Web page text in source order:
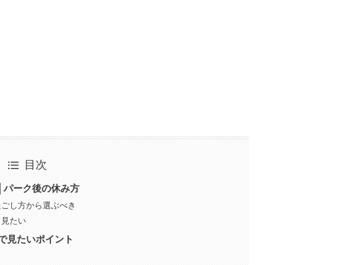
目次
ーク後の休み方
し方から選ぶべき
たい
見たいポイント